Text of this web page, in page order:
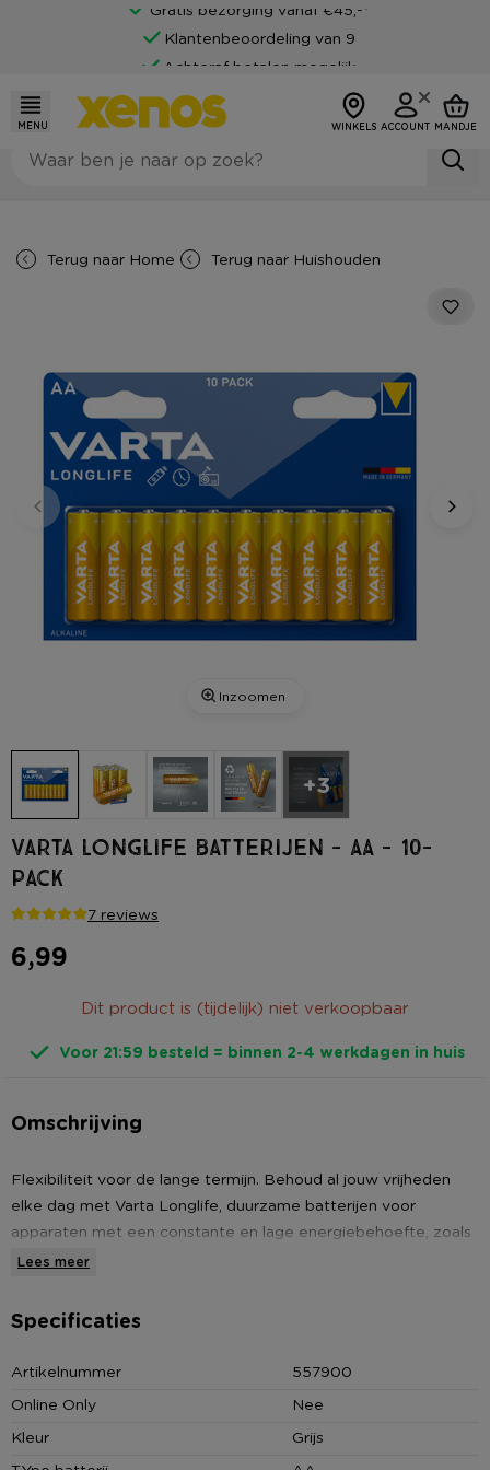
Gratis bezorging vanaf €45,-*
Klantenbeoordeling van 9
Achteraf betalen mogelijk
MENU WINKELS ACCOUNT MANDJE
Terug naar Home Terug naar Huishouden
Inzoomen
+3
Varta longlife batterijen - AA - 10-
pack
7 reviews
6,99
Dit product is (tijdelijk) niet verkoopbaar
Voor 21:59 besteld = binnen 2-4 werkdagen in huis
Omschrijving
Flexibiliteit voor de lange termijn. Behoud al jouw vrijheden
elke dag met Varta Longlife, duurzame batterijen voor
apparaten met een constante en lage energiebehoefte, zoals
afstandsbedieningen, wandklokken en radio's. Uitblinkend met
Ideaal voor apparaten met een constant en laag
energieverbruik, zoals speelgoed, afstandsbedieningen,
geschikt om op te laden.
Lees meer
Specificaties
Artikelnummer
557900
Online Only
Nee
Kleur
Grijs